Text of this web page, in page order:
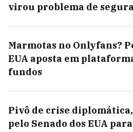
virou problema de
Marmotas no Onlyfans?
EUA aposta em
fundos
Pivô de crise
pelo Senado dos EUA